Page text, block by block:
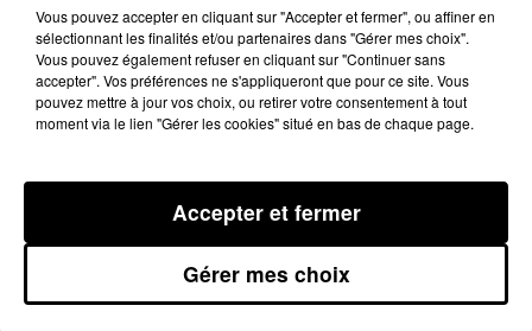
5 février 2024 - 4 min 8 sec
LES INFOS DU COMMINGES DU 05/02/2024 À
08H31
Podcast infos du Comminges
Vous pouvez accepter en cliquant sur "Accepter et fermer", ou affiner en
sélectionnant les finalités et/ou partenaires dans "Gérer mes choix".
Vous pouvez également refuser en cliquant sur "Continuer sans
accepter". Vos préférences ne s'appliqueront que pour ce site. Vous
pouvez mettre à jour vos choix, ou retirer votre consentement à tout
moment via le lien "Gérer les cookies" situé en bas de chaque page.
Gérer mes choix
Accepter et fermer